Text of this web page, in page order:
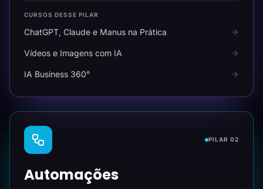
CURSOS DESSE PILAR
ChatGPT, Claude e Manus na Prática
Vídeos e Imagens com IA
IA Business 360°
PILAR 02
Automações